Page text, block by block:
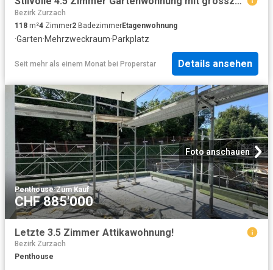
Bezirk Zurzach
118 m²4 Zimmer2 BadezimmerEtagenwohnung
·Garten·Mehrzweckraum·Parkplatz
Seit mehr als einem Monat bei Properstar Details ansehen
Foto anschauen
Penthouse·Zum Kauf
CHF 885'000
Letzte 3.5 Zimmer Attikawohnung!
Bezirk Zurzach
Penthouse